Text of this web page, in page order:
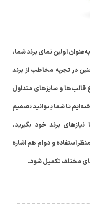
اولین نمای برند شما،
در تجربه مخاطب از برند
قالب‌ها و سایزهای متداول
تا شما بتوانید تصمیم
برند خود بگیرید.
استفاده و دوام هم اشاره
مختلف تکمیل شود.